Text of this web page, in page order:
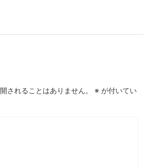
されることはありません。 ※ が付いてい